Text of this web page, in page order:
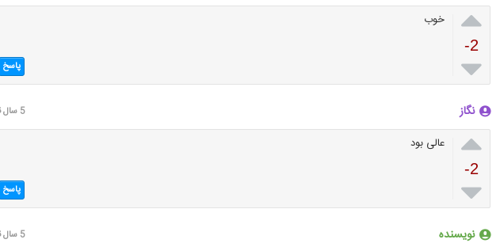

-2

خوب
پاسخ
نگاز 5 سال قبل

-2

عالی بود
پاسخ
نویسنده 5 سال قبل